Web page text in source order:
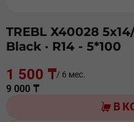
TREBL Х40028
Black · R14 - 5*100
1 500 ₸/ 6 мес.
9 000 ₸
В